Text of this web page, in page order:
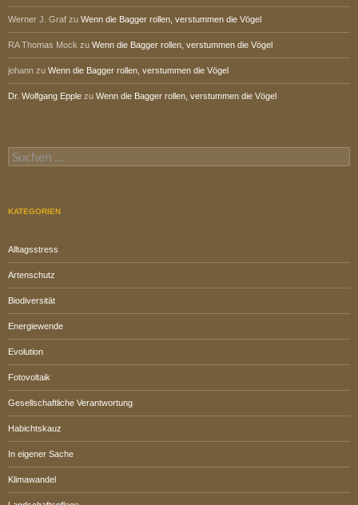
Werner J. Graf zu Wenn die Bagger rollen, verstummen die Vögel
RA Thomas Mock zu Wenn die Bagger rollen, verstummen die Vögel
johann zu Wenn die Bagger rollen, verstummen die Vögel
Dr. Wolfgang Epple zu Wenn die Bagger rollen, verstummen die Vögel
Suchen
nach:
KATEGORIEN
Alltagsstress
Artenschutz
Biodiversität
Energiewende
Evolution
Fotovoltaik
Gesellschaftliche Verantwortung
Habichtskauz
In eigener Sache
Klimawandel